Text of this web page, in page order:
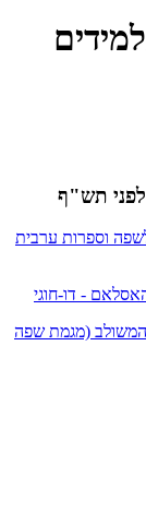
לפני תש"ף
וספרות ערבית
- דו-חוגי
המשולב (מגמת שפה